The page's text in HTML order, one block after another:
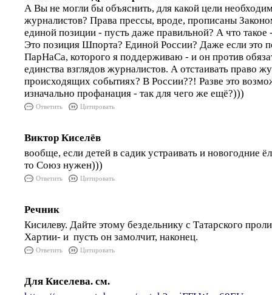
А Вы не могли бы объяснить, для какой цели
журналистов? Права прессы, вроде, прописаны
единой позиции - пусть даже правильной? А что такое
Это позиция Шпорта? Единой России? Даже если это
ПарНаСа, которого я поддерживаю - и он против
единства взглядов журналистов. А отстаивать право
происходящих событиях? В России??! Разве это
изначально профанация - так для чего же ещё?)))
Ответить Цитировать
Виктор Киселёв
вообще, если детей в садик устраивать и новогодние
то Союз нужен)))
Ответить Цитировать
Речник
Кисилеву. Дайте этому бездельнику с Татарского
Хартии- и пусть он замолчит, наконец.
Ответить Цитировать
Для Киселева. см.